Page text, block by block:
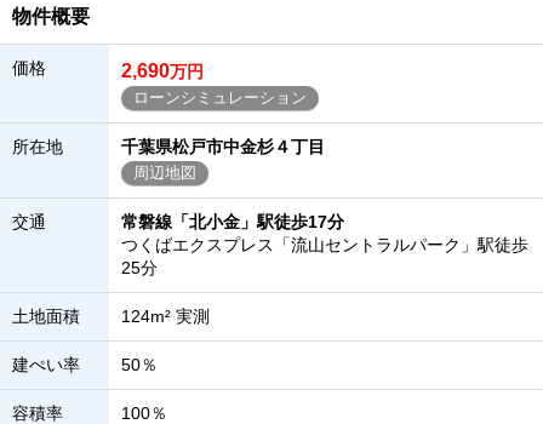
物件概要
価格 2,690万円
ローンシミュレーション
所在地 千葉県松戸市中金杉４丁目
周辺地図
交通
常磐線「北小金」駅徒歩17分
つくばエクスプレス「流山セントラルパーク」駅徒歩
25分
土地面積 124m² 実測
建ぺい率 50％
容積率 100％